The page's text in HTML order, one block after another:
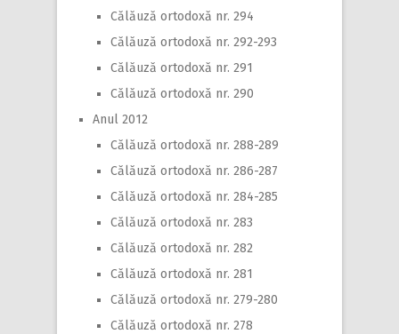
Călăuză ortodoxă nr. 294
Călăuză ortodoxă nr. 292-293
Călăuză ortodoxă nr. 291
Călăuză ortodoxă nr. 290
Anul 2012
Călăuză ortodoxă nr. 288-289
Călăuză ortodoxă nr. 286-287
Călăuză ortodoxă nr. 284-285
Călăuză ortodoxă nr. 283
Călăuză ortodoxă nr. 282
Călăuză ortodoxă nr. 281
Călăuză ortodoxă nr. 279-280
Călăuză ortodoxă nr. 278